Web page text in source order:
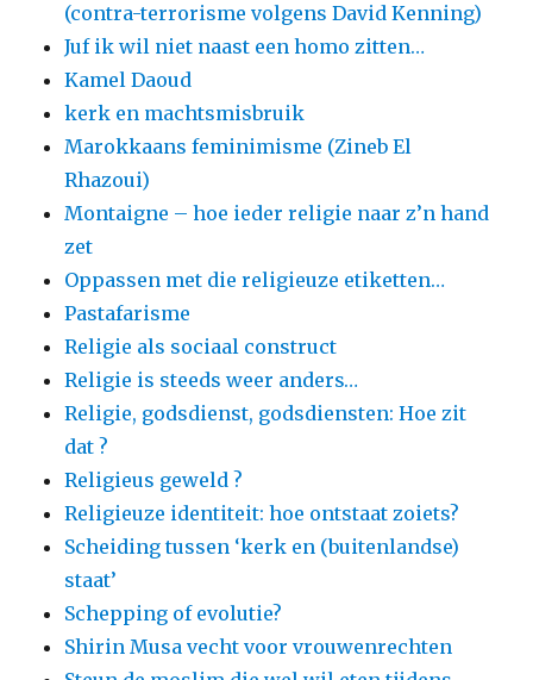
(contra-terrorisme volgens David Kenning)
Juf ik wil niet naast een homo zitten…
Kamel Daoud
kerk en machtsmisbruik
Marokkaans feminimisme (Zineb El
Rhazoui)
Montaigne – hoe ieder religie naar z’n hand
zet
Oppassen met die religieuze etiketten…
Pastafarisme
Religie als sociaal construct
Religie is steeds weer anders…
Religie, godsdienst, godsdiensten: Hoe zit
dat ?
Religieus geweld ?
Religieuze identiteit: hoe ontstaat zoiets?
Scheiding tussen ‘kerk en (buitenlandse)
staat’
Schepping of evolutie?
Shirin Musa vecht voor vrouwenrechten